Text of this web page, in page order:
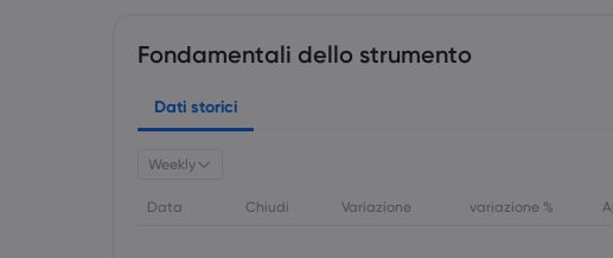
Fondamentali dello strumento
Dati storici
Weekly
Data Chiudi Variazione variazione %